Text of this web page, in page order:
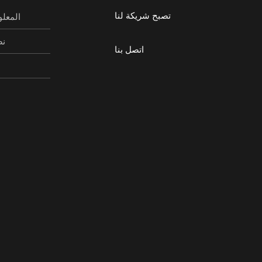
تصبح شريكة لنا
اتصل بنا